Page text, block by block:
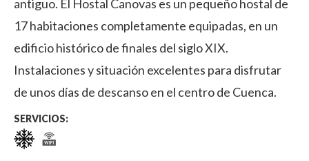
antiguo. El Hostal Canovas es un pequeño hostal de
17 habitaciones completamente equipadas, en un
edificio histórico de finales del siglo XIX.
Instalaciones y situación excelentes para disfrutar
de unos días de descanso en el centro de Cuenca.
SERVICIOS: